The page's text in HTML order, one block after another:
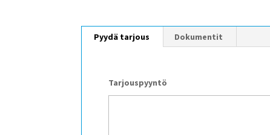
Pyydä tarjous Dokumentit
Tarjouspyyntö